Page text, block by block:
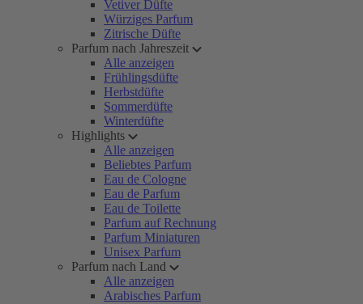
Vetiver Düfte
Würziges Parfum
Zitrische Düfte
Parfum nach Jahreszeit
Alle anzeigen
Frühlingsdüfte
Herbstdüfte
Sommerdüfte
Winterdüfte
Highlights
Alle anzeigen
Beliebtes Parfum
Eau de Cologne
Eau de Parfum
Eau de Toilette
Parfum auf Rechnung
Parfum Miniaturen
Unisex Parfum
Parfum nach Land
Alle anzeigen
Arabisches Parfum